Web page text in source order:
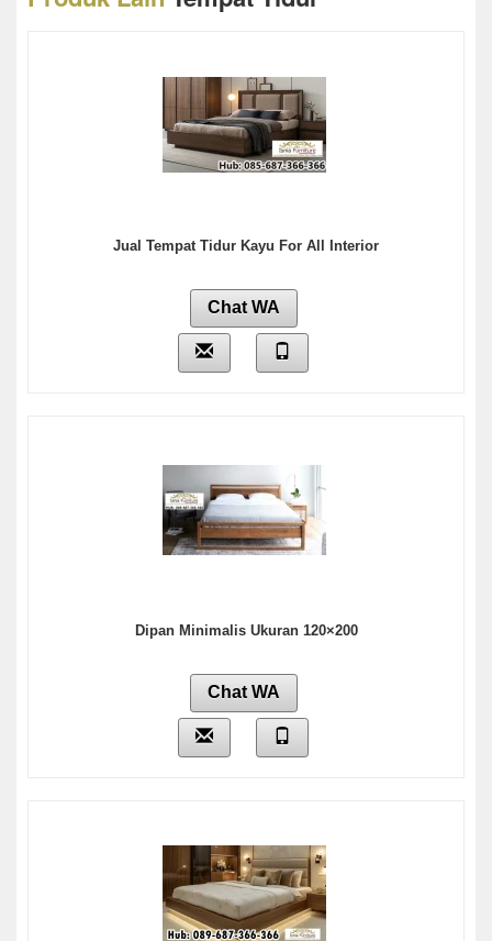
Jual Tempat Tidur Kayu For All Interior
Chat WA
Dipan Minimalis Ukuran 120×200
Chat WA